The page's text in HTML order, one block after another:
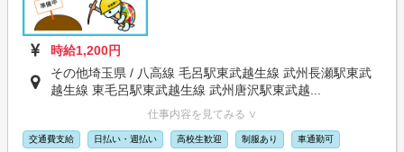
時給1,200円
その他埼玉県 / 八高線 毛呂駅東武越生線 武州長瀬駅東武
越生線 東毛呂駅東武越生線 武州唐沢駅東武越...
仕事内容を見てみる ∨
交通費支給 日払い・週払い 高校生歓迎 制服あり 車通勤可